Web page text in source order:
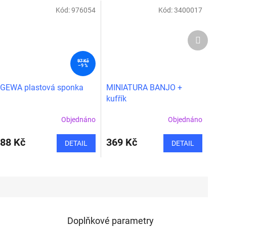
97 Kč
–9 %
GEWA plastová sponka
Objednáno
88 Kč DETAIL
Kód:976054
MINIATURA BANJO +
kufřík
Objednáno
369 Kč DETAIL
Kód:3400017
Další
produkt
Doplňkové parametry